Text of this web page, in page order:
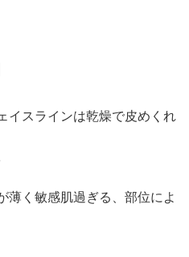
イスラインは乾燥で皮めくれ
薄く敏感肌過ぎる、部位によ